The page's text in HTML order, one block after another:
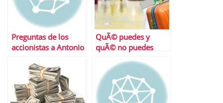
Preguntas de los
accionistas a Antonio
QuÃ© puedes y
quÃ© no puedes
aerolÃ­nea